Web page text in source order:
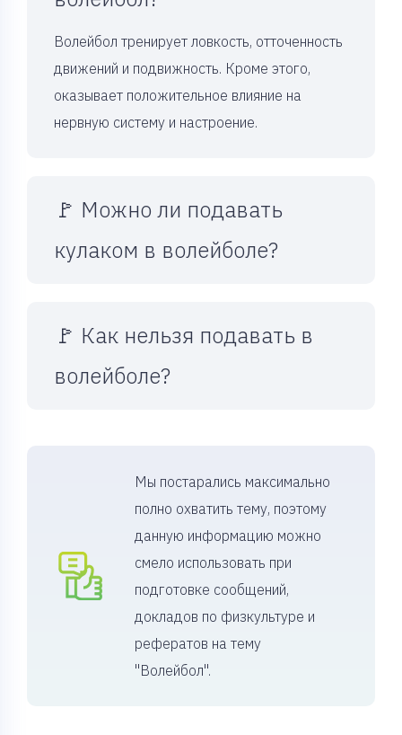
Волейбол тренирует ловкость, отточенность
движений и подвижность. Кроме этого,
оказывает положительное влияние на
нервную систему и настроение.
🚩 Можно ли подавать
кулаком в волейболе?
🚩 Как нельзя подавать в
волейболе?
Мы постарались максимально
полно охватить тему, поэтому
данную информацию можно
смело использовать при
подготовке сообщений,
докладов по физкультуре и
рефератов на тему
"Волейбол".